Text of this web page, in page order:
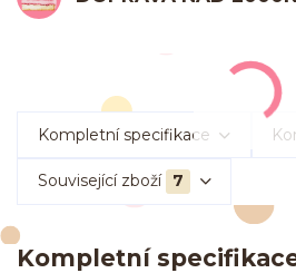
Kompletní specifikace
Související zboží 7
Kompletní